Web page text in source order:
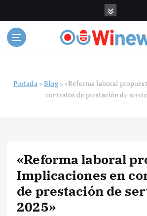
n
Portada »Blog»«Reforma laboral
contratos de prestación de
«Reforma laboral
Implicaciones en
de prestación de
2025»